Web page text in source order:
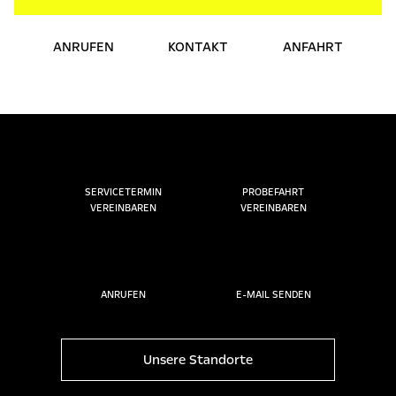
ANRUFEN KONTAKT ANFAHRT
SERVICETERMIN
VEREINBAREN
PROBEFAHRT
VEREINBAREN
ANRUFEN E-MAIL SENDEN
Unsere Standorte